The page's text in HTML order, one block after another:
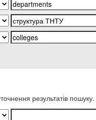
результатів пошуку.